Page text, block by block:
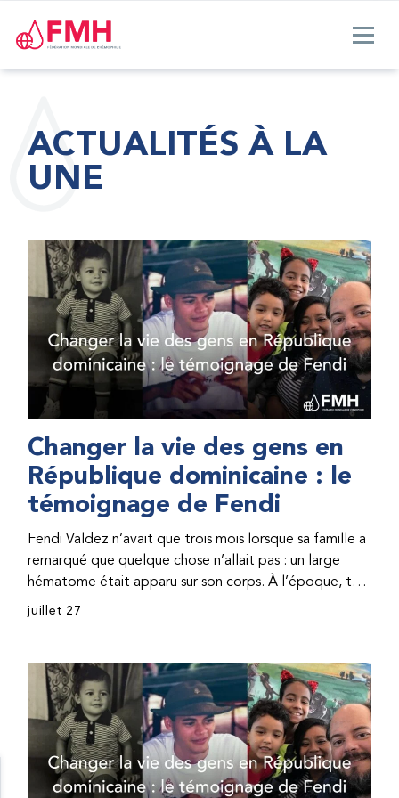
ACTUALITÉS À LA
UNE
Changer la vie des gens en
République dominicaine : le
témoignage de Fendi
Fendi Valdez n’avait que trois mois lorsque sa famille a
remarqué que quelque chose n’allait pas : un large
hématome était apparu sur son corps. À l’époque, très
peu de professionnel·les de santé de République
correct, le traitement était encore largement
indisponible. Les concentrés de facteur étaient chers
et difficiles à se procurer. Afin que son traitement dure
plus longtemps, Fendi prenait parfois une dose
inférieure à celle prescrite. À cause de ces soins limités,
il avait fréquemment des saignements, manquait
juillet 27